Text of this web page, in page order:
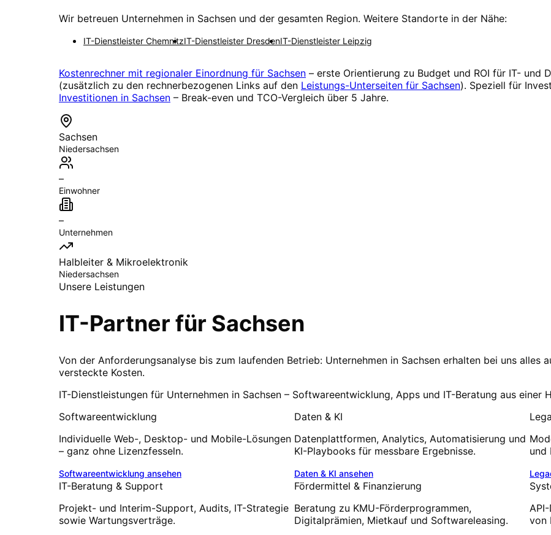
Wir betreuen Unternehmen in Sachsen und der gesamten Region. Weitere Standorte in der Nähe:
IT-Dienstleister ChemnitzIT-Dienstleister DresdenIT-Dienstleister Leipzig
Kostenrechner mit regionaler Einordnung für Sachsen – erste Orientierung zu Budget und ROI für IT- und
(zusätzlich zu den rechnerbezogenen Links auf den Leistungs-Unterseiten für Sachsen). Speziell für
Investitionen in Sachsen – Break-even und TCO-Vergleich über 5 Jahre.
Sachsen
Niedersachsen
–
Einwohner
–
Unternehmen
Halbleiter & Mikroelektronik
Niedersachsen
Unsere Leistungen
IT-Partner für Sachsen
Von der Anforderungsanalyse bis zum laufenden Betrieb: Unternehmen in Sachsen erhalten bei uns alles
versteckte Kosten.
IT-Dienstleistungen für Unternehmen in Sachsen – Softwareentwicklung, Apps und IT-Beratung aus einer
Softwareentwicklung
Individuelle Web-, Desktop- und Mobile-Lösungen
– ganz ohne Lizenzfesseln.
Softwareentwicklung ansehen
Daten & KI
Datenplattformen, Analytics, Automatisierung und
KI-Playbooks für messbare Ergebnisse.
Daten & KI ansehen
und
IT-Beratung & Support
Projekt- und Interim-Support, Audits, IT-Strategie
sowie Wartungsverträge.
Fördermittel & Finanzierung
Beratung zu KMU-Förderprogrammen,
Digitalprämien, Mietkauf und Softwareleasing.
von